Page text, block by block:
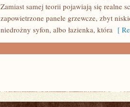
Zamiast samej teorii pojawiają się realne
zapowietrzone panele grzewcze, zbyt
niedrożny syfon, albo łazienka, która [